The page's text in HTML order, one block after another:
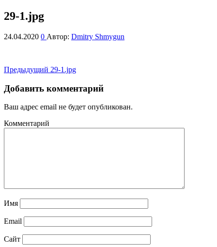
29-1.jpg
24.04.2020 0 Автор: Dmitry Shmygun
Навигация
по
записям
Предыдущая
Предыдущий 29-1.jpg
Добавить комментарий
Ваш адрес email не будет опубликован.
Комментарий
Имя
Email
Сайт